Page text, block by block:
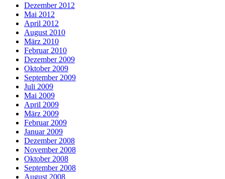
Dezember 2012
Mai 2012
April 2012
August 2010
März 2010
Februar 2010
Dezember 2009
Oktober 2009
September 2009
Juli 2009
Mai 2009
April 2009
März 2009
Februar 2009
Januar 2009
Dezember 2008
November 2008
Oktober 2008
September 2008
August 2008